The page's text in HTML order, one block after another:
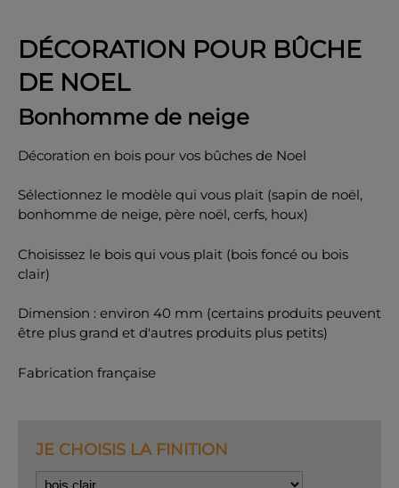
DÉCORATION POUR BÛCHE
DE NOEL
Bonhomme de neige
Décoration en bois pour vos bûches de Noel
Sélectionnez le modèle qui vous plait (sapin de noël,
bonhomme de neige, père noël, cerfs, houx)
Choisissez le bois qui vous plait (bois foncé ou bois
clair)
Dimension : environ 40 mm (certains produits peuvent
être plus grand et d'autres produits plus petits)
Fabrication française
JE CHOISIS LA FINITION
OK